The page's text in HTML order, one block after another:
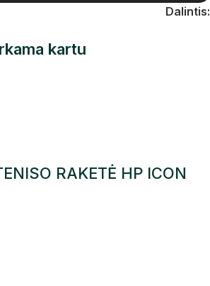
Dalintis:
kartu
RAKETĖ HP ICON